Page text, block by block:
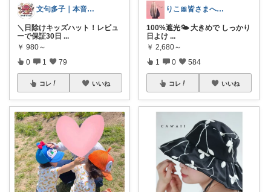
文句多子｜本音で選ぶ、お得好きママ
＼日除けキッズハット！レビュ
ーで保証30日 ...
￥ 980～
0 1 79
コレ いいね
りこ🎀皆さまへ心から感謝🩶
100%遮光🌤️ 大きめで しっかり
日よけ ...
￥ 2,680～
1 0 584
コレ いいね